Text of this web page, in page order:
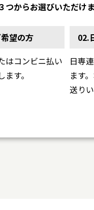
からお選びいただけま
望の方
はコンビニ払い
す。
02.
日専
ます
送り